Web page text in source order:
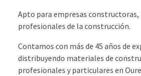
Apto para empresas
profesionales de la construcción.
Contamos con más de 45 años de
distribuyendo materiales de
profesionales y particulares en